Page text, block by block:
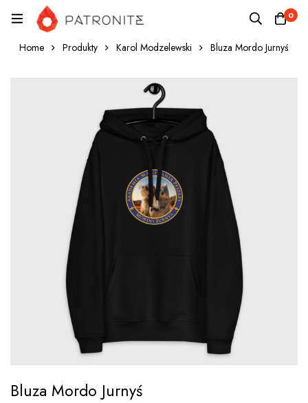
0
Home Produkty Karol Modzelewski Bluza Mordo Jurnyś
Bluza Mordo Jurnyś